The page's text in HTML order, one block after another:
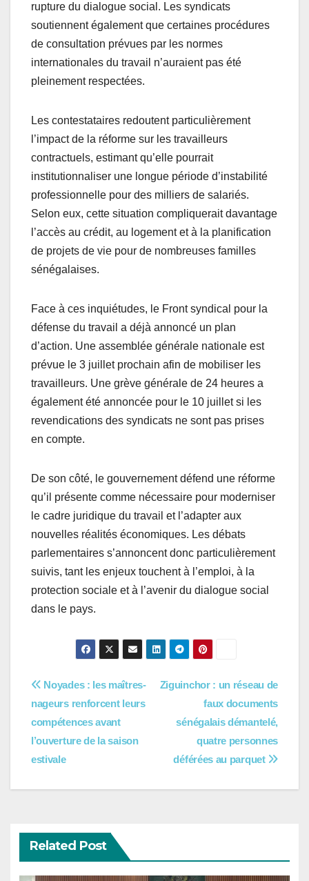
rupture du dialogue social. Les syndicats
soutiennent également que certaines procédures
de consultation prévues par les normes
internationales du travail n’auraient pas été
pleinement respectées.
Les contestataires redoutent particulièrement
l’impact de la réforme sur les travailleurs
contractuels, estimant qu’elle pourrait
institutionnaliser une longue période d’instabilité
professionnelle pour des milliers de salariés.
Selon eux, cette situation compliquerait davantage
l’accès au crédit, au logement et à la planification
de projets de vie pour de nombreuses familles
sénégalaises.
Face à ces inquiétudes, le Front syndical pour la
défense du travail a déjà annoncé un plan
d’action. Une assemblée générale nationale est
prévue le 3 juillet prochain afin de mobiliser les
travailleurs. Une grève générale de 24 heures a
également été annoncée pour le 10 juillet si les
revendications des syndicats ne sont pas prises
en compte.
De son côté, le gouvernement défend une réforme
qu’il présente comme nécessaire pour moderniser
le cadre juridique du travail et l’adapter aux
nouvelles réalités économiques. Les débats
parlementaires s’annoncent donc particulièrement
suivis, tant les enjeux touchent à l’emploi, à la
protection sociale et à l’avenir du dialogue social
dans le pays.
Navigation
de
l’article
Ziguinchor : un réseau de
faux documents
sénégalais démantelé,
quatre personnes
déférées au parquet
Noyades : les maîtres-
nageurs renforcent leurs
compétences avant
l’ouverture de la saison
estivale
Related Post